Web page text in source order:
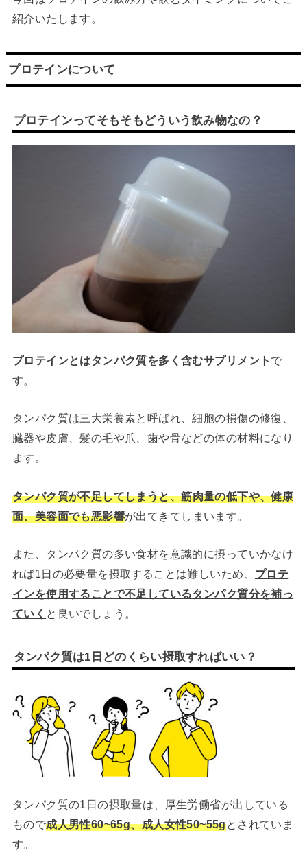
紹介いたします。
プロテインについて
プロテインってそもそもどういう飲み物なの？
プロテインとはタンパク質を多く含むサプリメント で
す。
タンパク質は三大栄養素と呼ばれ、細胞の損傷の修復、
臓器や皮膚、髪の毛や爪、歯や骨などの体の材料になり
ます。
タンパク質が不足してしまうと、筋肉量の低下や、健康
面、美容面でも悪影響が出てきてしまいます。
また、タンパク質の多い食材を意識的に摂っていかなけ
れば1日の必要量を摂取することは難しいため、 プロテ
インを使用することで不足しているタンパク質分を補っ
ていく と良いでしょう。
タンパク質は1日どのくらい摂取すればいい？
タンパク質の1日の摂取量は、厚生労働省が出している
もので成人男性60~65g、成人女性50~55gとされていま
す。